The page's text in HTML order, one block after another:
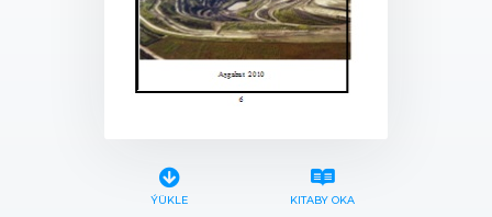
ÝÜKLE KITABY OKA